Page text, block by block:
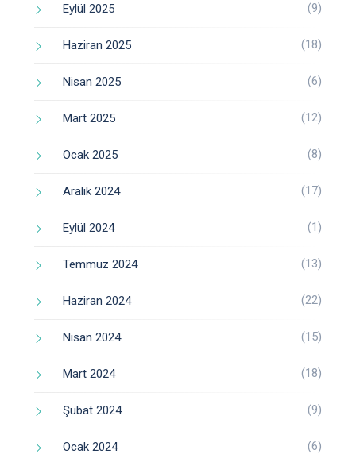
Eylül 2025 (9)
Haziran 2025 (18)
Nisan 2025 (6)
Mart 2025 (12)
Ocak 2025 (8)
Aralık 2024 (17)
Eylül 2024 (1)
Temmuz 2024 (13)
Haziran 2024 (22)
Nisan 2024 (15)
Mart 2024 (18)
Şubat 2024 (9)
Ocak 2024 (6)